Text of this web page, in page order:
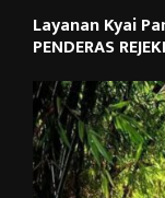
Layanan Kyai
PENDERAS REJEKI